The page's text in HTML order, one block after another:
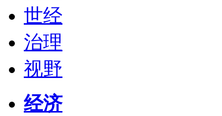
世经
治理
视野
经济